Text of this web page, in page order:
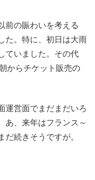
前の賑わいを考える
た。特に、初日は大雨
ていました。その代
からチケット販売の
運営面でまだまだいろ
あ、来年はフランス～
だ続きそうですが。